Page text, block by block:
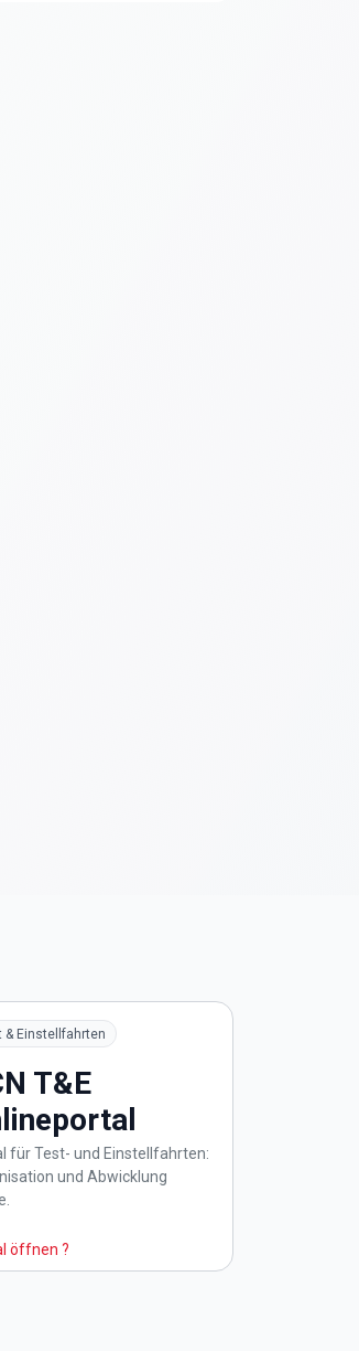
& Einstellfahrten
T&E
für Test- und Einstellfahrten:
und Abwicklung
öffnen ?